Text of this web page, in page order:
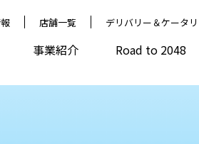
店舗一覧 デリバリー＆ケータ
事業紹介 Road to 2048